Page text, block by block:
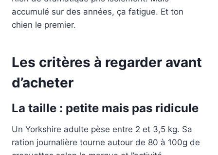
accumulé sur des années, ça fatigue. Et ton
chien le premier.
Les critères à regarder avant
d’acheter
La taille : petite mais pas ridicule
Un Yorkshire adulte pèse entre 2 et 3,5 kg. Sa
ration journalière tourne autour de 80 à 100g de